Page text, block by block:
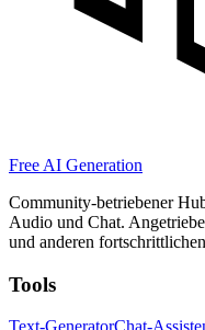
Free AI Generation
Community-betriebener
Audio und Chat.
und anderen
Tools